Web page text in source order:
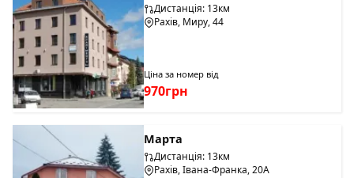
Дистанція: 13км
Рахів, Миру, 44
Ціна за номер від
970грн
Марта
Дистанція: 13км
Рахів, Івана-Франка, 20А